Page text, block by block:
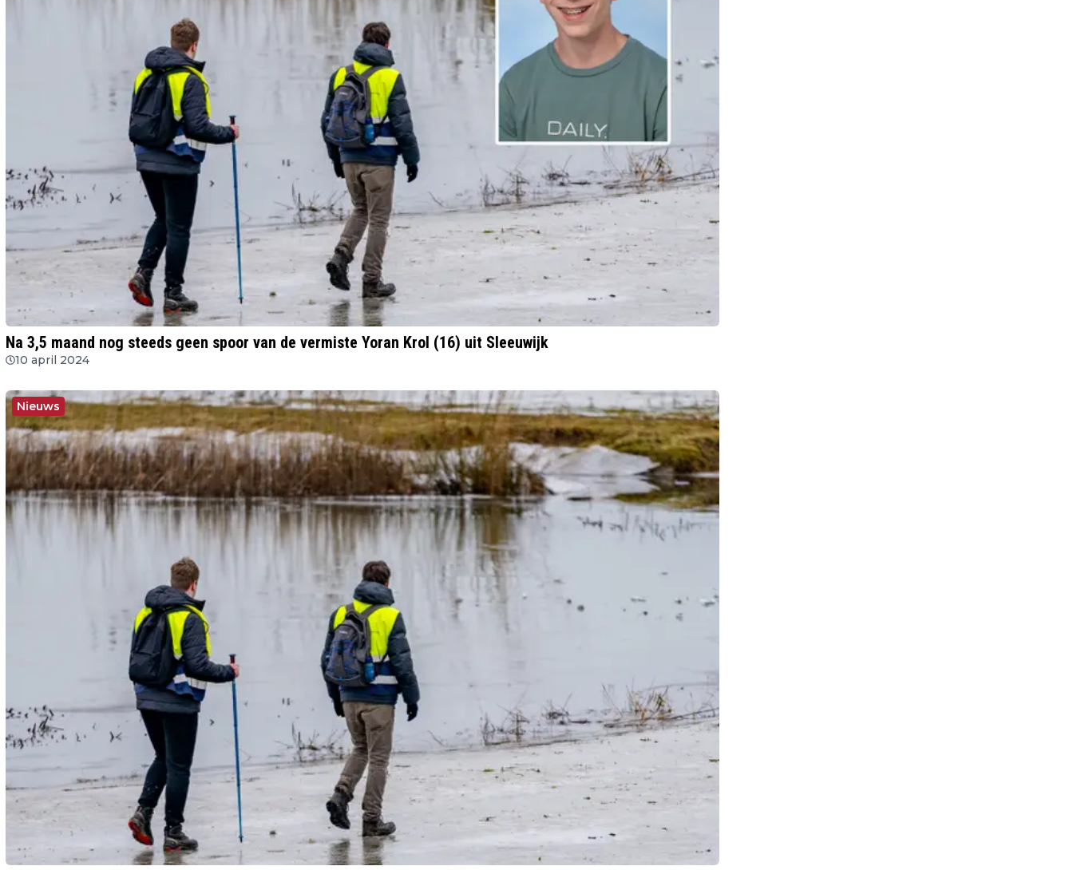
Na 3,5 maand nog steeds geen spoor van de vermiste Yoran Krol (16) uit Sleeuwijk
10 april 2024
Nieuws